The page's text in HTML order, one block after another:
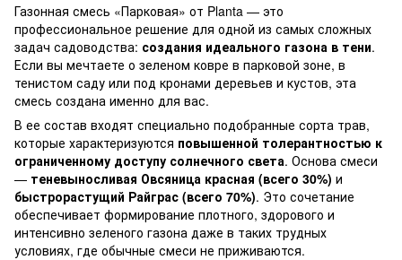
Газонная смесь «Парковая» от Planta — это
профессиональное решение для одной из самых сложных
задач садоводства: создания идеального газона в тени.
Если вы мечтаете о зеленом ковре в парковой зоне, в
тенистом саду или под кронами деревьев и кустов, эта
смесь создана именно для вас.
В ее состав входят специально подобранные сорта трав,
которые характеризуются повышенной толерантностью к
ограниченному доступу солнечного света. Основа смеси
— теневыносливая Овсяница красная (всего 30%) и
быстрорастущий Райграс (всего 70%). Это сочетание
обеспечивает формирование плотного, здорового и
интенсивно зеленого газона даже в таких трудных
условиях, где обычные смеси не приживаются.